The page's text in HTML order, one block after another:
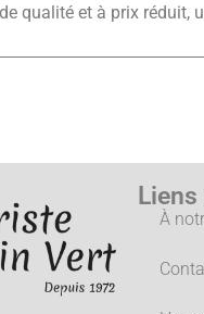
qualité et à prix réduit,
À